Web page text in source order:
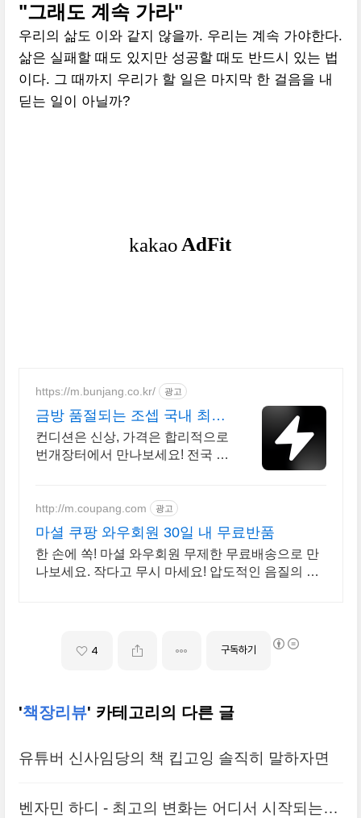
"그래도 계속 가라"
우리의 삶도 이와 같지 않을까. 우리는 계속 가야한다.
삶은 실패할 때도 있지만 성공할 때도 반드시 있는 법
이다. 그 때까지 우리가 할 일은 마지막 한 걸음을 내
딛는 일이 아닐까?
https://m.bunjang.co.kr/ 광고
금방 품절되는 조셉 국내 최대
브랜드 중고거래
컨디션은 신상, 가격은 합리적으로
번개장터에서 만나보세요! 전국 각
로드
http://m.coupang.com 광고
마셜 쿠팡 와우회원 30일 내 무료반품
한 손에 쏙! 마셜 와우회원 무제한 무료배송으로 만
나보세요. 작다고 무시 마세요! 압도적인 음질의 미
4 구독하기
'책장리뷰' 카테고리의 다른 글
유튜버 신사임당의 책 킵고잉 솔직히 말하자면
벤자민 하디 - 최고의 변화는 어디서 시작되는가